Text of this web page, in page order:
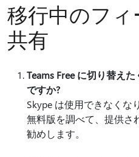
移行中のフ
共有
Teams Free に切り替え
ですか?
Skype は使用できなくな
無料版を調べて、提供さ
勧めします。